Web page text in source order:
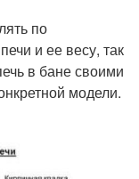
по
и ее весу, так
в бане своими
модели.